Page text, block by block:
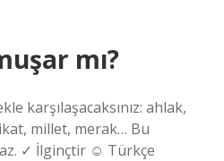
mı?
karşılaşacaksınız: ahlak,
millet, merak… Bu
✓ İlginçtir ☺ Türkçe